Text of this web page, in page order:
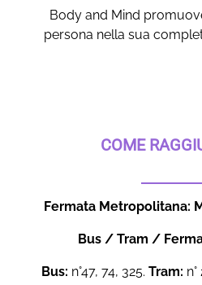
Body and Mind
persona nella sua
COME
Fermata Metropolitana:
Bus / Tram /
Bus: n°47, 74, 325. Tram: